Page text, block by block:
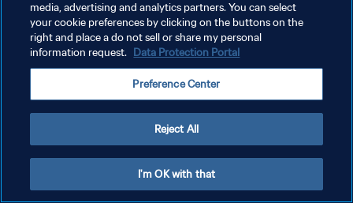
POLÍTICA DE PRIVACIDAD
TÉRMINOS DE SERVICIO
AJUSTAR LA CONFIGURACIÓN DE LAS COOKIES
media, advertising and analytics partners. You can select
your cookie preferences by clicking on the buttons on the
right and place a do not sell or share my personal
information request. Data Protection Portal
Preference Center
Reject All
I'm OK with that